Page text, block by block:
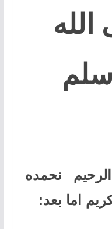
نحمده
اما بعد: